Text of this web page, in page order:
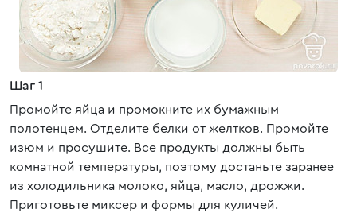
Шаг 1
Промойте яйца и промокните их бумажным
полотенцем. Отделите белки от желтков. Промойте
изюм и просушите. Все продукты должны быть
комнатной температуры, поэтому достаньте заранее
из холодильника молоко, яйца, масло, дрожжи.
Приготовьте миксер и формы для куличей.